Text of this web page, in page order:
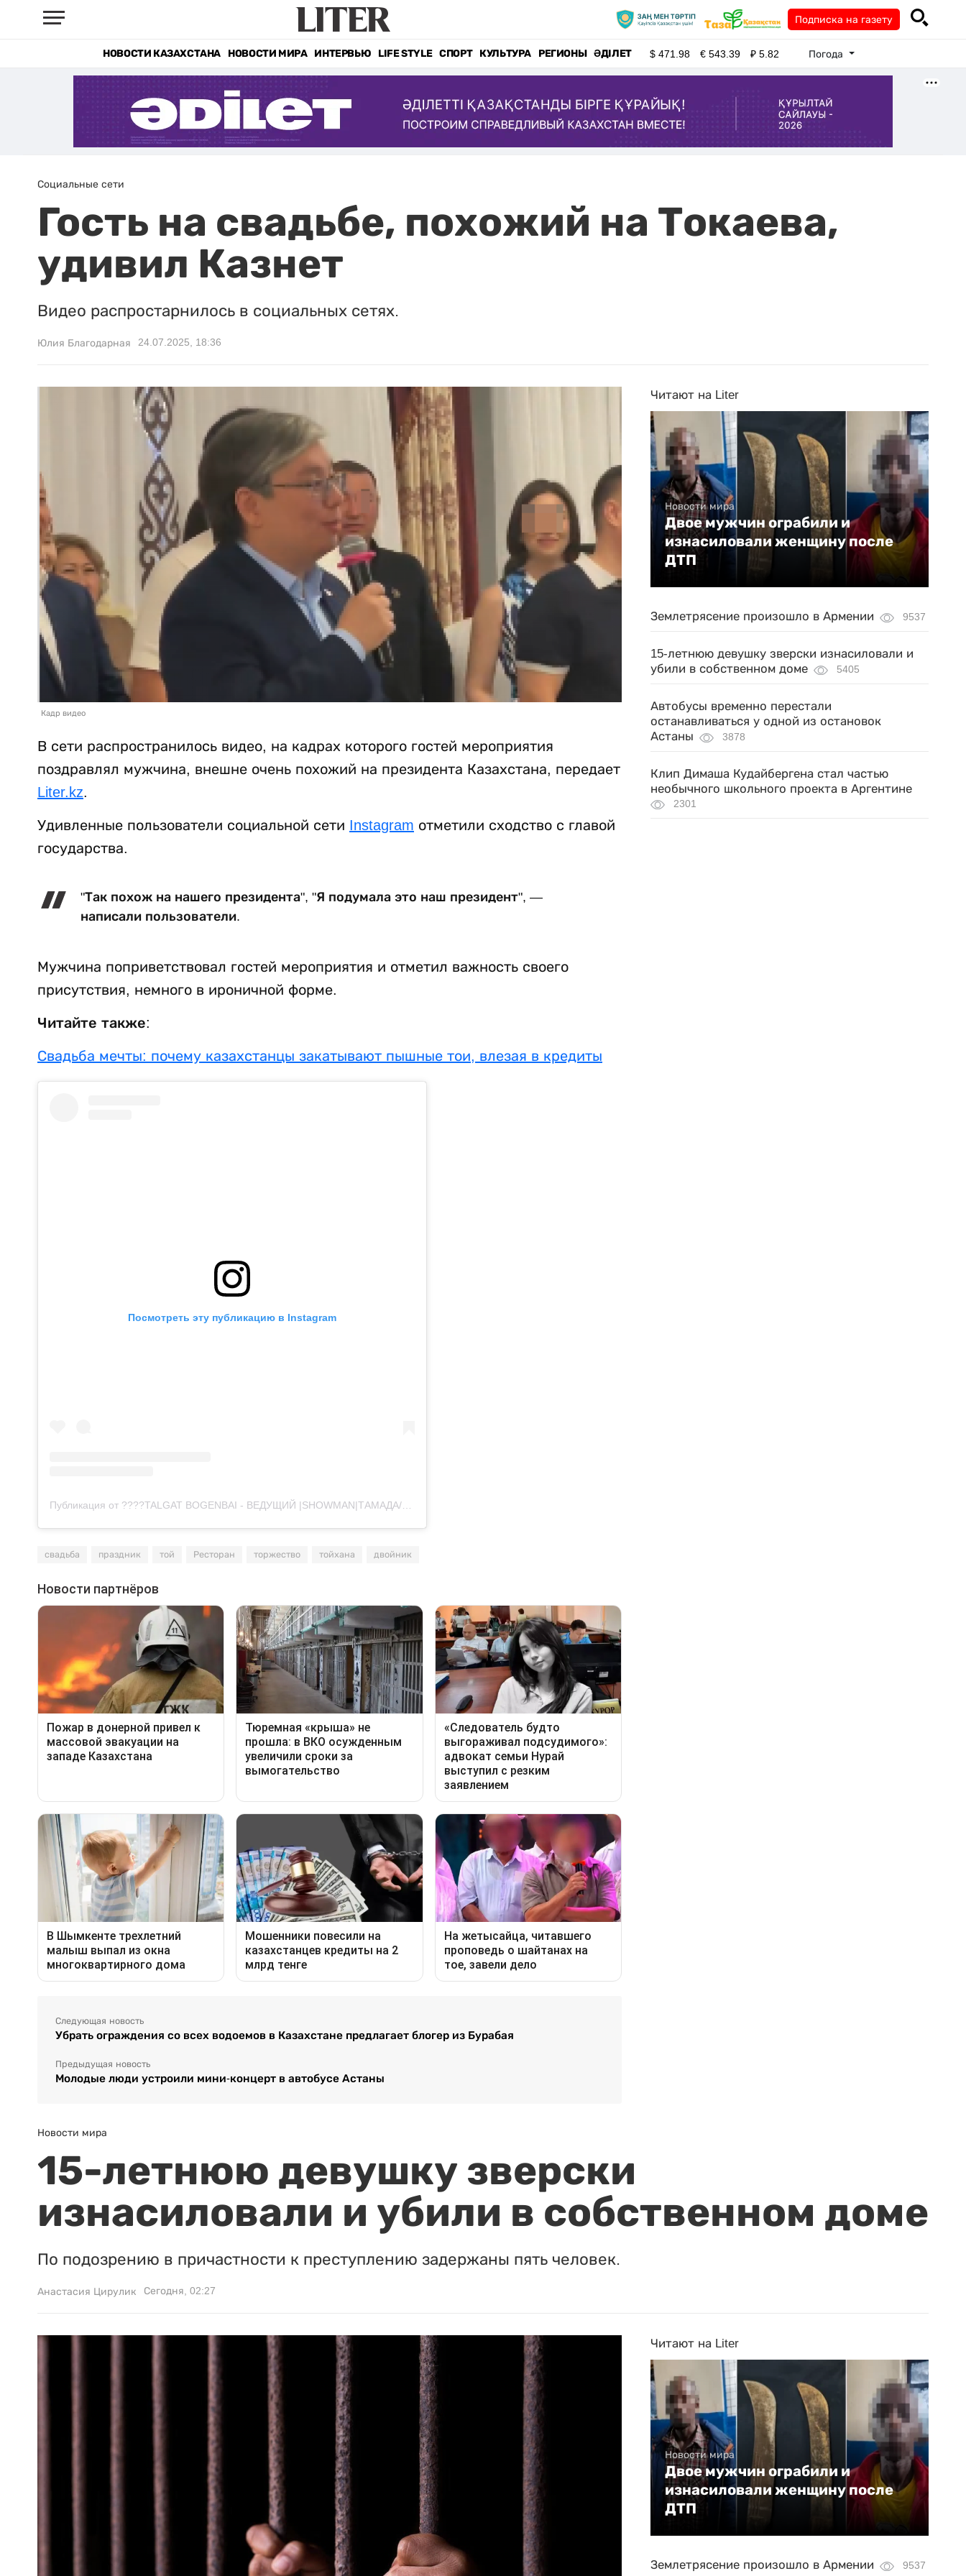
Подписка на газету
НОВОСТИ КАЗАХСТАНА НОВОСТИ МИРА ИНТЕРВЬЮ LIFE STYLE СПОРТ КУЛЬТУРА РЕГИОНЫ ӘДІЛЕТ $471.98 €543.39 ₽5.82 Погода
Социальные сети
Гость на свадьбе, похожий на Токаева,
удивил Казнет
Видео распростарнилось в социальных сетях.
Юлия Благодарная 24.07.2025, 18:36
Кадр видео
В сети распространилось видео, на кадрах которого гостей мероприятия
поздравлял мужчина, внешне очень похожий на президента Казахстана, передает
Liter.kz.
Удивленные пользователи социальной сети Instagram отметили сходство с главой
государства.
"Так похож на нашего президента", "Я подумала это наш президент", —
написали пользователи.
Мужчина поприветствовал гостей мероприятия и отметил важность своего
присутствия, немного в ироничной форме.
Читайте также:
Свадьба мечты: почему казахстанцы закатывают пышные тои, влезая в кредиты
Посмотреть эту публикацию в Instagram
свадьба праздник той Ресторан торжество тойхана двойник
Следующая новость
Убрать ограждения со всех водоемов в Казахстане предлагает блогер из Бурабая
Предыдущая новость
Молодые люди устроили мини-концерт в автобусе Астаны
Читают на Liter
Новости мира
Двое мужчин ограбили и
изнасиловали женщину после
ДТП
Землетрясение произошло в Армении 9537
15-летнюю девушку зверски изнасиловали и
убили в собственном доме
5405
Автобусы временно перестали
останавливаться у одной из остановок
Астаны
3878
Клип Димаша Кудайбергена стал частью
необычного школьного проекта в Аргентине
2301
Новости мира
15-летнюю девушку зверски
изнасиловали и убили в собственном доме
По подозрению в причастности к преступлению задержаны пять человек.
Анастасия Цирулик Сегодня, 02:27
Читают на Liter
Новости мира
Двое мужчин ограбили и
изнасиловали женщину после
ДТП
Землетрясение произошло в Армении 9537